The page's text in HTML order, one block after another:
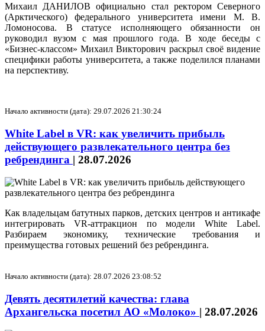
Михаил ДАНИЛОВ официально стал ректором Северного
(Арктического) федерального университета имени М. В.
Ломоносова. В статусе исполняющего обязанности он
руководил вузом с мая прошлого года. В ходе беседы с
«Бизнес-классом» Михаил Викторович раскрыл своё видение
специфики работы университета, а также поделился планами
на перспективу.
Начало активности (дата): 29.07.2026 21:30:24
White Label в VR: как увеличить прибыль
действующего развлекательного центра без
ребрендинга | 28.07.2026
Как владельцам батутных парков, детских центров и антикафе
интегрировать VR-аттракцион по модели White Label.
Разбираем экономику, технические требования и
преимущества готовых решений без ребрендинга.
Начало активности (дата): 28.07.2026 23:08:52
Девять десятилетий качества: глава
Архангельска посетил АО «Молоко» | 28.07.2026